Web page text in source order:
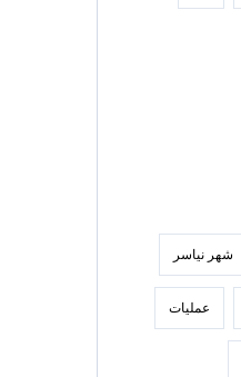
شهر نیاسر
عملیات